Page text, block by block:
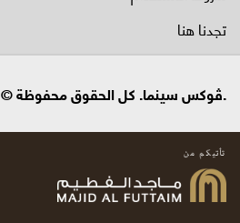
تجدنا هنا
.ڤوكس سينما. كل الحقوق محفوظة © 2026